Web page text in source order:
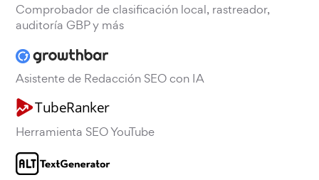
Comprobador de clasificación local, rastreador,
auditoría GBP y más
Asistente de Redacción SEO con IA
Herramienta SEO YouTube